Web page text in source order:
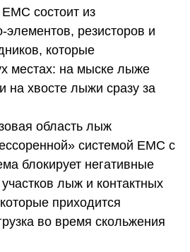
состоит из
элементов, резисторов и
которые
местах: на мыске лыже
на хвосте лыжи сразу за
область лыж
системой EMC с
блокирует негативные
лыж и контактных
приходится
во время скольжения